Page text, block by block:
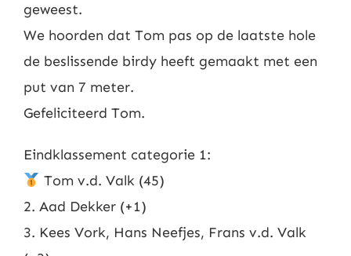
geweest.
We hoorden dat Tom pas op de laatste hole
de beslissende birdy heeft gemaakt met een
put van 7 meter.
Gefeliciteerd Tom.
Eindklassement categorie 1:
Tom v.d. Valk (45)
2. Aad Dekker (+1)
3. Kees Vork, Hans Neefjes, Frans v.d. Valk